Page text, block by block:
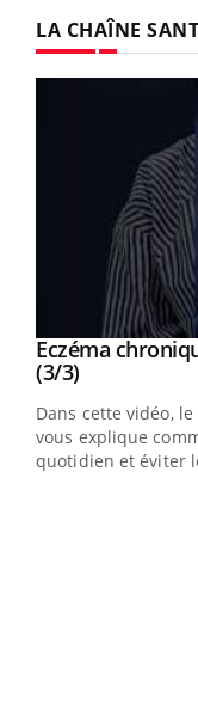
LA CHAÎNE
Youtube
Youtube
Eczéma
(3/3)Youtube
Dans cette vidéo,
vous explique
quotidien et éviter